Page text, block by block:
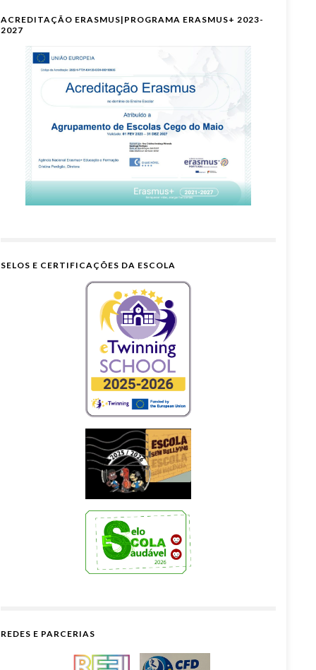
ACREDITAÇÃO ERASMUS|PROGRAMA ERASMUS+ 2023-
2027
SELOS E CERTIFICAÇÕES DA ESCOLA
REDES E PARCERIAS